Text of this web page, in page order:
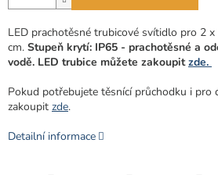
LED prachotěsné trubicové svítidlo pro 2
cm. Stupeň krytí: IP65 - prachotěsné a
vodě. LED trubice můžete zakoupitzde.
Pokud potřebujete těsnící průchodku i pro
zakoupit zde.
Detailní informace